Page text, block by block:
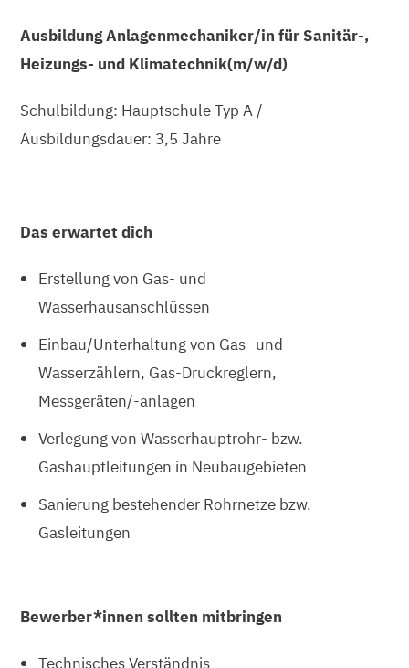
Ausbildung Anlagenmechaniker/in für Sanitär-,
Heizungs- und Klimatechnik(m/w/d)
Schulbildung: Hauptschule Typ A /
Ausbildungsdauer: 3,5 Jahre
Das erwartet dich
Erstellung von Gas- und
Wasserhausanschlüssen
Einbau/Unterhaltung von Gas- und
Wasserzählern, Gas-Druckreglern,
Messgeräten/-anlagen
Verlegung von Wasserhauptrohr- bzw.
Gashauptleitungen in Neubaugebieten
Sanierung bestehender Rohrnetze bzw.
Gasleitungen
Bewerber*innen sollten mitbringen
Technisches Verständnis